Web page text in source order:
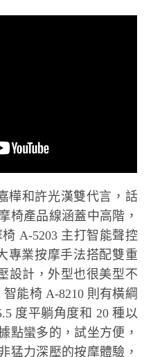
樺和許光漢雙代言，話
椅產品線涵蓋中高階，
A-5203 主打智能聲控
專業按摩手法搭配雙重
設計，外型也很美型不
能椅 A-8210 則有橫綱
度平躺角度和 20 種以
點蠻多的，試坐方便，
猛力深壓的按摩體驗，